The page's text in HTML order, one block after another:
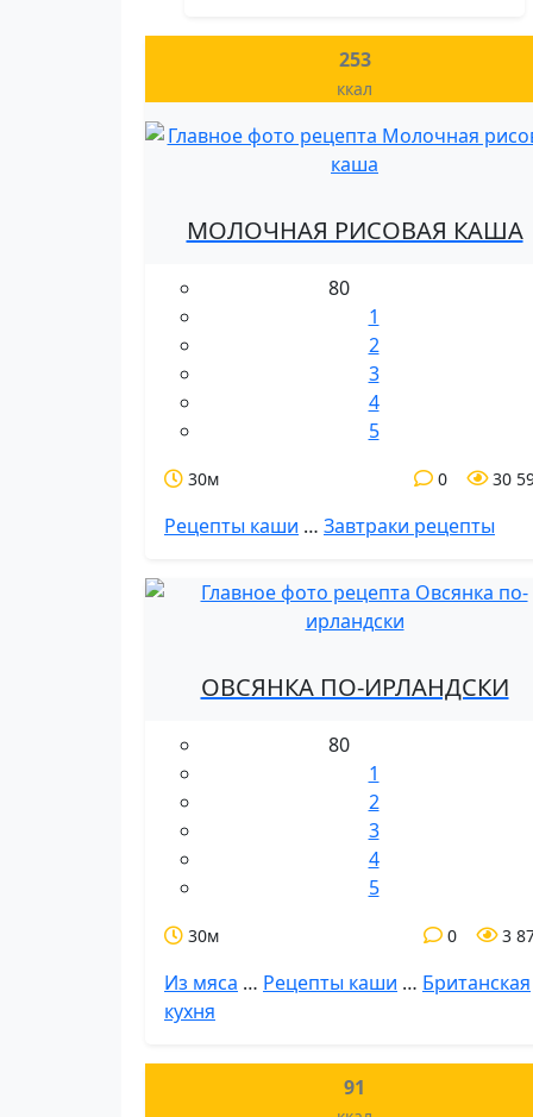
253
ккал
МОЛОЧНАЯ РИСОВАЯ КАША
80
1
2
3
4
5
30м 30
0
Рецепты каши … Завтраки рецепты
ОВСЯНКА ПО-ИРЛАНДСКИ
80
1
2
3
4
5
30м 3
0
Из мяса … Рецепты каши … Британская
кухня
91